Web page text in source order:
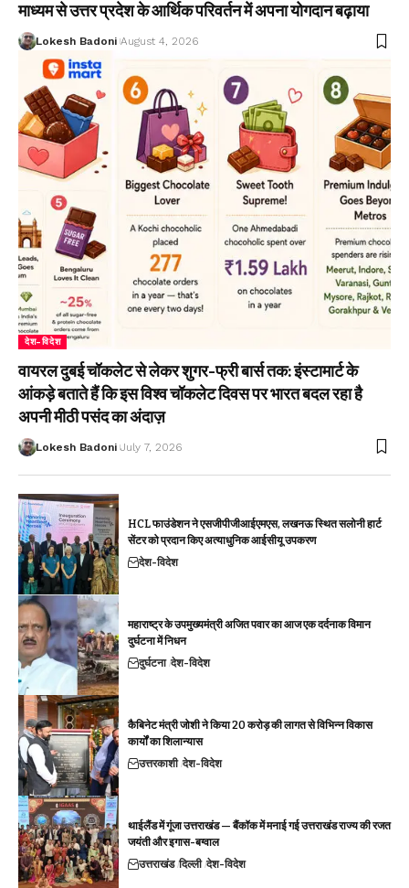
माध्यम से उत्तर प्रदेश के आर्थिक परिवर्तन में अपना योगदान बढ़ाया
Lokesh Badoni August 4, 2026
देश-विदेश
वायरल दुबई चॉकलेट से लेकर शुगर-फ्री बार्स तक: इंस्टामार्ट के
आंकड़े बताते हैं कि इस विश्व चॉकलेट दिवस पर भारत बदल रहा है
अपनी मीठी पसंद का अंदाज़
Lokesh Badoni July 7, 2026
HCL फाउंडेशन ने एसजीपीजीआईएमएस, लखनऊ स्थित सलोनी हार्ट
सेंटर को प्रदान किए अत्याधुनिक आईसीयू उपकरण
देश-विदेश
महाराष्ट्र के उपमुख्यमंत्री अजित पवार का आज एक दर्दनाक विमान
दुर्घटना में निधन
दुर्घटना देश-विदेश
कैबिनेट मंत्री जोशी ने किया 20 करोड़ की लागत से विभिन्न विकास
कार्यों का शिलान्यास
उत्तरकाशी देश-विदेश
थाईलैंड में गूंजा उत्तराखंड — बैंकॉक में मनाई गई उत्तराखंड राज्य की रजत
जयंती और इगास-बग्वाल
उत्तराखंड दिल्ली देश-विदेश